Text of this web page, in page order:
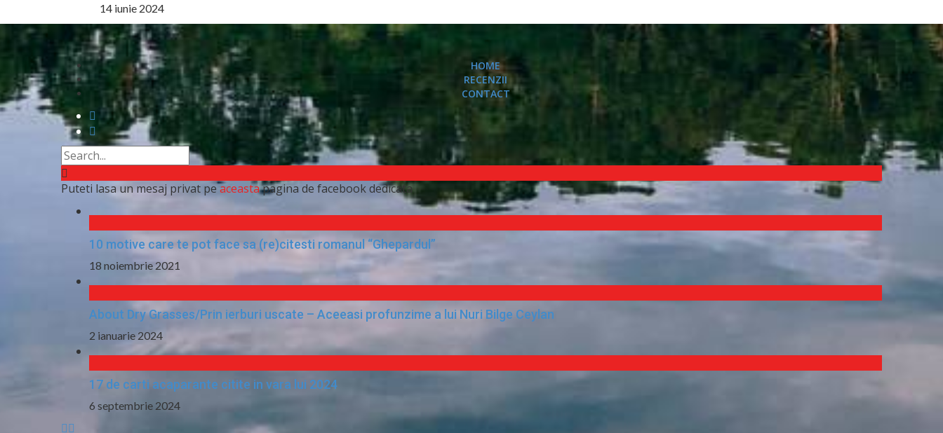
14 iunie 2024
HOME
RECENZII
CONTACT
Puteti lasa un mesaj privat peaceastapagina de facebook dedicata
10 motive care te pot face sa (re)citesti romanul “Ghepardul”
18 noiembrie 2021
About Dry Grasses/Prin ierburi uscate – Aceeasi profunzime a lui Nuri Bilge Ceylan
2 ianuarie 2024
17 de carti acaparante citite in vara lui 2024
6 septembrie 2024